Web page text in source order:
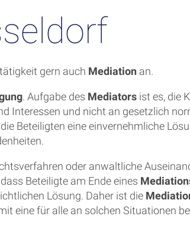
gern auch Mediation an.
. Aufgabe des Mediators ist es, die
Interessen und nicht an gesetzlich
Beteiligten eine einvernehmliche
oder anwaltliche
Beteiligte am Ende eines
Lösung. Daher ist die
eine für alle an solchen Situationen